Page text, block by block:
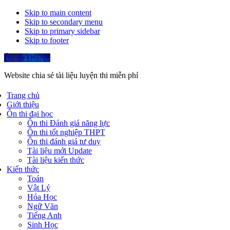
Skip to main content
Skip to secondary menu
Skip to primary sidebar
Skip to footer
Ôn thi ĐGNL
Website chia sẻ tài liệu luyện thi miễn phí
Trang chủ
Giới thiệu
Ôn thi đại học
Ôn thi Đánh giá năng lực
Ôn thi tốt nghiệp THPT
Ôn thi đánh giá tư duy
Tài liệu mới Update
Tài liệu kiến thức
Kiến thức
Toán
Vật Lý
Hóa Học
Ngữ Văn
Tiếng Anh
Sinh Học